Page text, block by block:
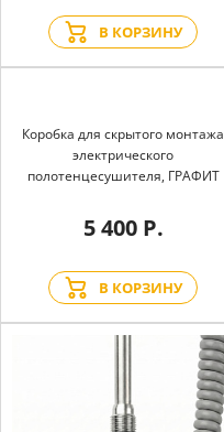
В КОРЗИНУ
Коробка для скрытого монтажа
электрического
полотенцесушителя, ГРАФИТ
5 400 Р.
В КОРЗИНУ